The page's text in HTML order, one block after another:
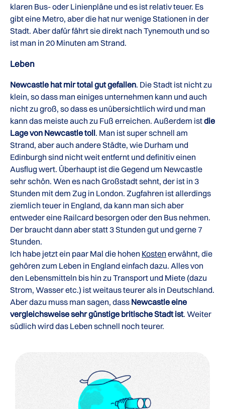
klaren Bus- oder Linienpläne und es ist relativ teuer. Es
gibt eine Metro, aber die hat nur wenige Stationen in der
Stadt. Aber dafür fährt sie direkt nach Tynemouth und so
ist man in 20 Minuten am Strand.
Leben
Newcastle hat mir total gut gefallen. Die Stadt ist nicht zu
klein, so dass man einiges unternehmen kann und auch
nicht zu groß, so dass es unübersichtlich wird und man
kann das meiste auch zu Fuß erreichen. Außerdem istdie
Lage von Newcastle toll. Man ist super schnell am
Strand, aber auch andere Städte, wie Durham und
Edinburgh sind nicht weit entfernt und definitiv einen
Ausflug wert. Überhaupt ist die Gegend um Newcastle
sehr schön. Wen es nach Großstadt sehnt, der ist in 3
Stunden mit dem Zug in London. Zugfahren ist allerdings
ziemlich teuer in England, da kann man sich aber
entweder eine Railcard besorgen oder den Bus nehmen.
Der braucht dann aber statt 3 Stunden gut und gerne 7
Stunden.
Ich habe jetzt ein paar Mal die hohen Kosten erwähnt, die
gehören zum Leben in England einfach dazu. Alles von
den Lebensmitteln bis hin zu Transport und Miete (dazu
Strom, Wasser etc.) ist weitaus teurer als in Deutschland.
Aber dazu muss man sagen, dass Newcastle eine
vergleichsweise sehr günstige britische Stadt ist. Weiter
südlich wird das Leben schnell noch teurer.